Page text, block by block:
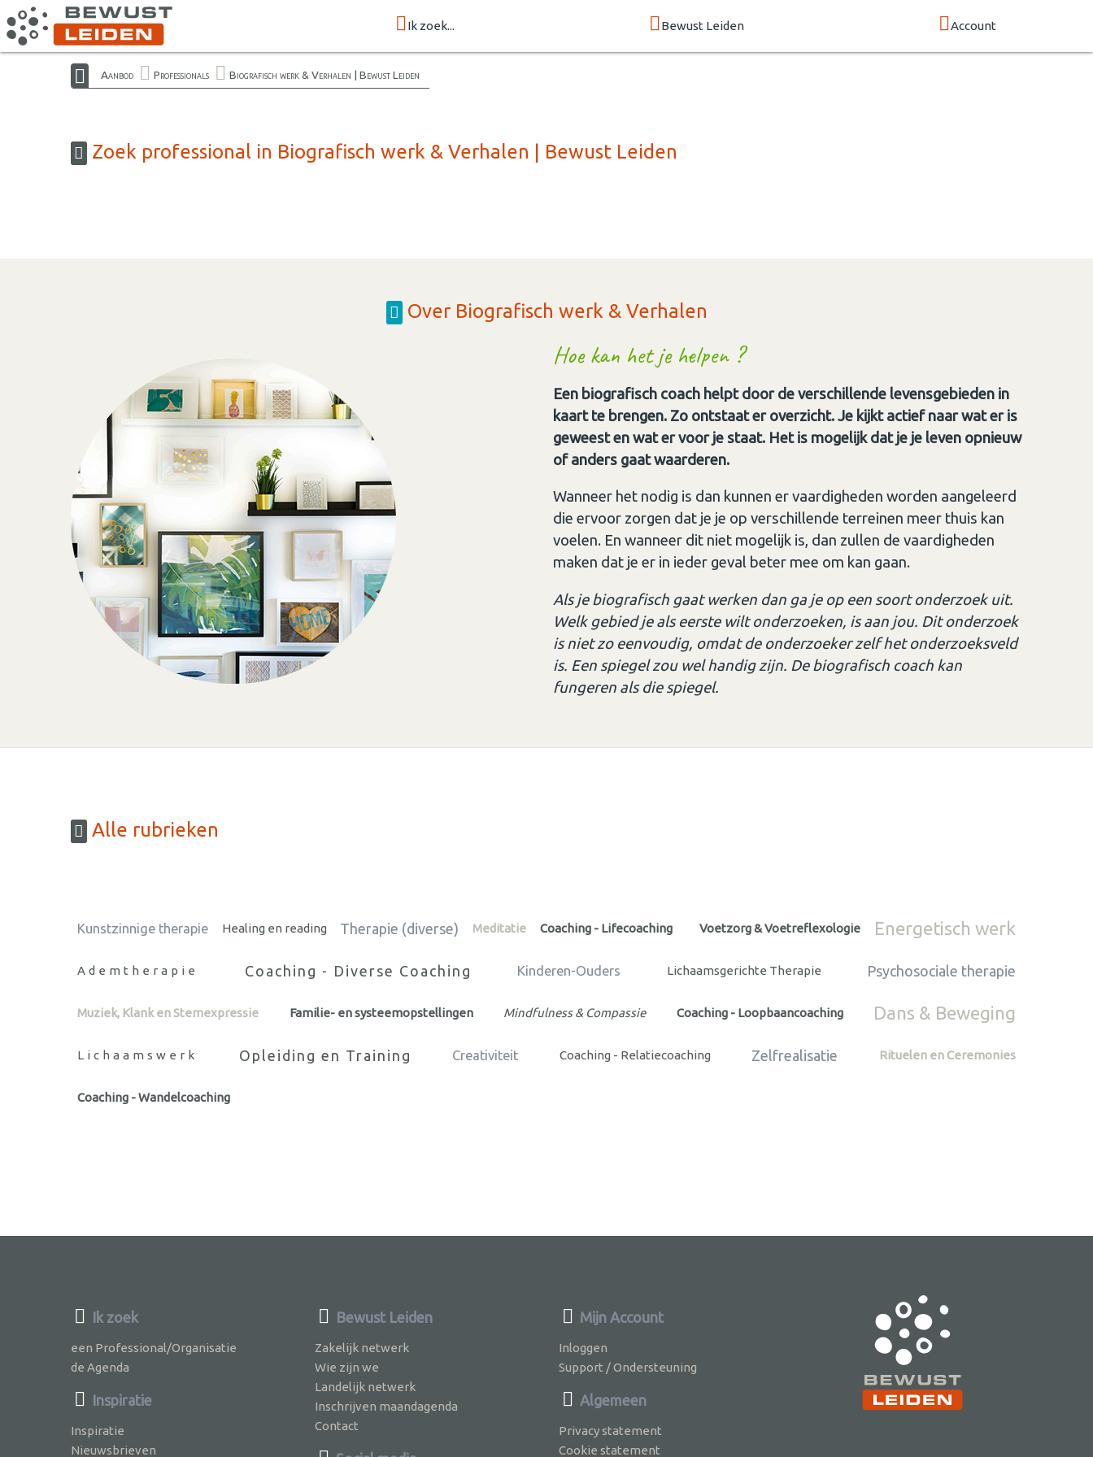
Ik zoek... Bewust Leiden Account
Aanbod Professionals Biografisch werk & Verhalen | Bewust Leiden
Zoek professional in Biografisch werk & Verhalen | Bewust Leiden
Over Biografisch werk & Verhalen
Hoe kan het je helpen ?
Een biografisch coach helpt door de verschillende levensgebieden in
kaart te brengen. Zo ontstaat er overzicht. Je kijkt actief naar wat er is
geweest en wat er voor je staat. Het is mogelijk dat je je leven opnieuw
of anders gaat waarderen.
Wanneer het nodig is dan kunnen er vaardigheden worden aangeleerd
die ervoor zorgen dat je je op verschillende terreinen meer thuis kan
voelen. En wanneer dit niet mogelijk is, dan zullen de vaardigheden
maken dat je er in ieder geval beter mee om kan gaan.
Als je biografisch gaat werken dan ga je op een soort onderzoek uit.
Welk gebied je als eerste wilt onderzoeken, is aan jou. Dit onderzoek
is niet zo eenvoudig, omdat de onderzoeker zelf het onderzoeksveld
is. Een spiegel zou wel handig zijn. De biografisch coach kan
fungeren als die spiegel.
Alle rubrieken
Kunstzinnige therapie Healing en reading Therapie (diverse) Meditatie Coaching - Lifecoaching Voetzorg & Voetreflexologie Energetisch werk
Ademtherapie Coaching - Diverse Coaching Kinderen-Ouders Lichaamsgerichte Therapie Psychosociale therapie
Muziek, Klank en Stemexpressie Familie- en systeemopstellingen Mindfulness & Compassie Coaching - Loopbaancoaching Dans & Beweging
Lichaamswerk Opleiding en Training Creativiteit Coaching - Relatiecoaching Zelfrealisatie Rituelen en Ceremonies
Coaching - Wandelcoaching
Ik zoek
een Professional/Organisatie
de Agenda
Inspiratie
Inspiratie
Nieuwsbrieven
Bewust Leiden
Zakelijk netwerk
Wie zijn we
Landelijk netwerk
Inschrijven maandagenda
Contact
Mijn Account
Inloggen
Support / Ondersteuning
Algemeen
Privacy statement
Cookie statement